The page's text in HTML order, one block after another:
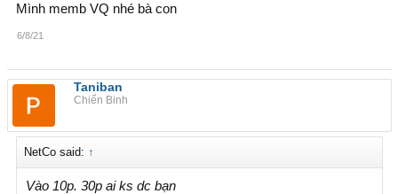
Mình memb VQ nhé bà con
6/8/21
Taniban
Chiến Binh
NetCo said: ↑
Vào 10p. 30p ai ks dc bạn